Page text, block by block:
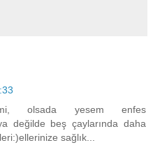
olsada yesem enfes
değilde beş çaylarında daha
sağlık...